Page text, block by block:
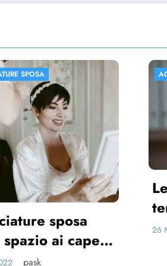
SPOSA
acconciature di
per le spose
2021 pask